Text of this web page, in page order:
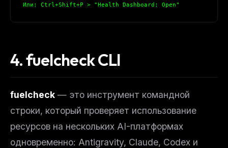
Или: Ctrl+Shift+P > "Health Dashboard: Open"
4. fuelcheck CLI
fuelcheck — это инструмент командной
строки, который проверяет использование
ресурсов на нескольких AI-платформах
одновременно: Antigravity, Claude, Codex и